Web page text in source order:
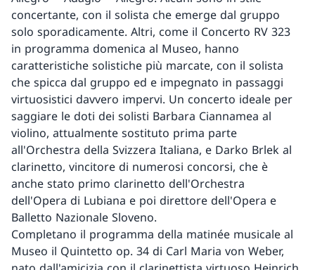
concertante, con il solista che emerge dal gruppo
solo sporadicamente. Altri, come il Concerto RV 323
in programma domenica al Museo, hanno
caratteristiche solistiche più marcate, con il solista
che spicca dal gruppo ed e impegnato in passaggi
virtuosistici davvero impervi. Un concerto ideale per
saggiare le doti dei solisti Barbara Ciannamea al
violino, attualmente sostituto prima parte
all'Orchestra della Svizzera Italiana, e Darko Brlek al
clarinetto, vincitore di numerosi concorsi, che è
anche stato primo clarinetto dell'Orchestra
dell'Opera di Lubiana e poi direttore dell'Opera e
Balletto Nazionale Sloveno.
Completano il programma della matinée musicale al
Museo il Quintetto op. 34 di Carl Maria von Weber,